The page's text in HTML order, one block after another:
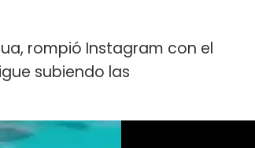
rompió Instagram con el
subiendo las